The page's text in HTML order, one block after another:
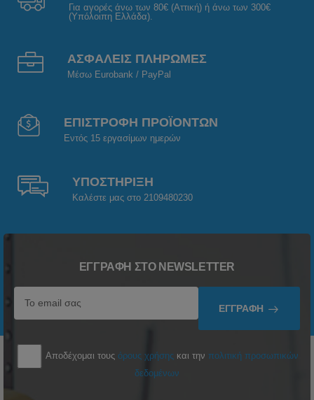
Για αγορές άνω των 80€ (Αττική) ή άνω των 300€
(Υπόλοιπη Ελλάδα).
ΑΣΦΑΛΕΙΣ ΠΛΗΡΩΜΕΣ
Μέσω Eurobank / PayPal
ΕΠΙΣΤΡΟΦΗ ΠΡΟΪΟΝΤΩΝ
Εντός 15 εργασίμων ημερών
ΥΠΟΣΤΗΡΙΞΗ
Καλέστε μας στο 2109480230
ΕΓΓΡΑΦΉ ΣΤΟ NEWSLETTER
ΕΓΓΡΑΦΉ
Αποδέχομαι τους όρους χρήσης και την πολιτική προσωπικών
δεδομένων